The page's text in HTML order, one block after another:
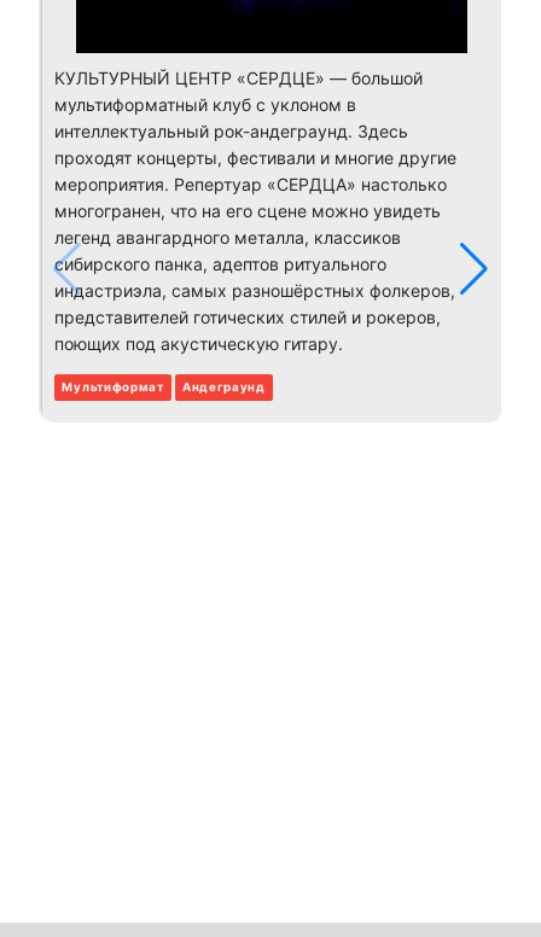
КУЛЬТУРНЫЙ ЦЕНТР «СЕРДЦЕ» — большой
мультиформатный клуб с уклоном в
интеллектуальный рок-андеграунд. Здесь
проходят концерты, фестивали и многие другие
мероприятия. Репертуар «СЕРДЦА» настолько
многогранен, что на его сцене можно увидеть
легенд авангардного металла, классиков
сибирского панка, адептов ритуального
индастриэла, самых разношёрстных фолкеров,
представителей готических стилей и рокеров,
поющих под акустическую гитару.
Мультиформат Андеграунд